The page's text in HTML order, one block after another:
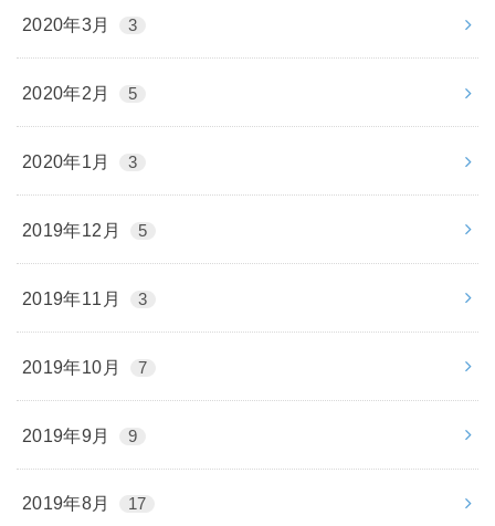
2020年3月 3
2020年2月 5
2020年1月 3
2019年12月 5
2019年11月 3
2019年10月 7
2019年9月 9
2019年8月 17